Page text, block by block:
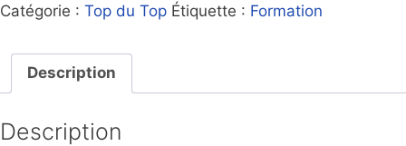
Catégorie : Top du Top Étiquette : Formation
Description
Description